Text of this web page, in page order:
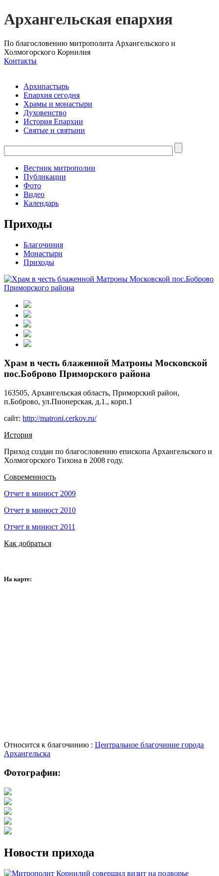
Архангельская епархия
По благословению митрополита Архангельского и
Холмогорского Корнилия
Контакты
Архипастырь
Епархия сегодня
Храмы и монастыри
Духовенство
История Епархии
Святые и святыни
Вестник митрополии
Публикации
Фото
Видео
Календарь
Приходы
Благочиния
Монастыри
Приходы
Храм в честь блаженной Матроны Московской
пос.Боброво Приморского района
163505, Архангельская область, Приморский район,
п.Боброво, ул.Пионерская, д.1., корп.1
сайт: http://matroni.cerkov.ru/
История
Приход создан по благословению епископа Архангельского и
Холмогорского Тихона в 2008 году.
Современность
Отчет в минюст 2009
Отчет в минюст 2010
Отчет в минюст 2011
Как добраться
На карте:
Относится к благочинию : Центральное благочиние города
Архангельска
Фотографии:
Новости прихода